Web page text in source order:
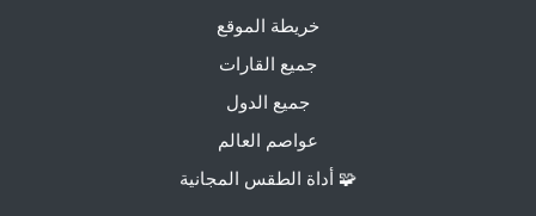
خريطة الموقع
جميع القارات
جميع الدول
عواصم العالم
🧩 أداة الطقس المجانية